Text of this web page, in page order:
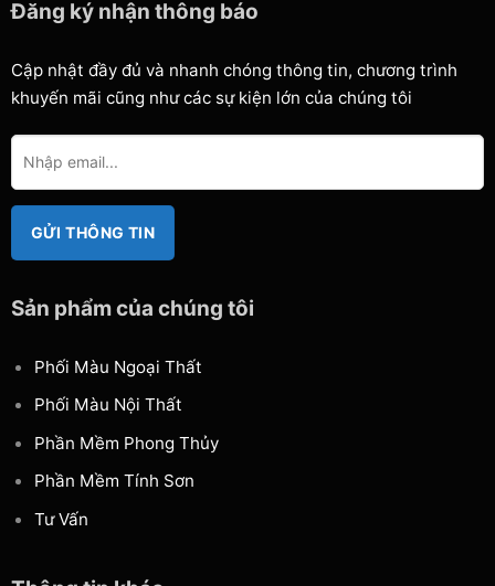
Đăng ký nhận thông báo
Cập nhật đầy đủ và nhanh chóng thông tin, chương trình
khuyến mãi cũng như các sự kiện lớn của chúng tôi
Sản phẩm của chúng tôi
Phối Màu Ngoại Thất
Phối Màu Nội Thất
Phần Mềm Phong Thủy
Phần Mềm Tính Sơn
Tư Vấn